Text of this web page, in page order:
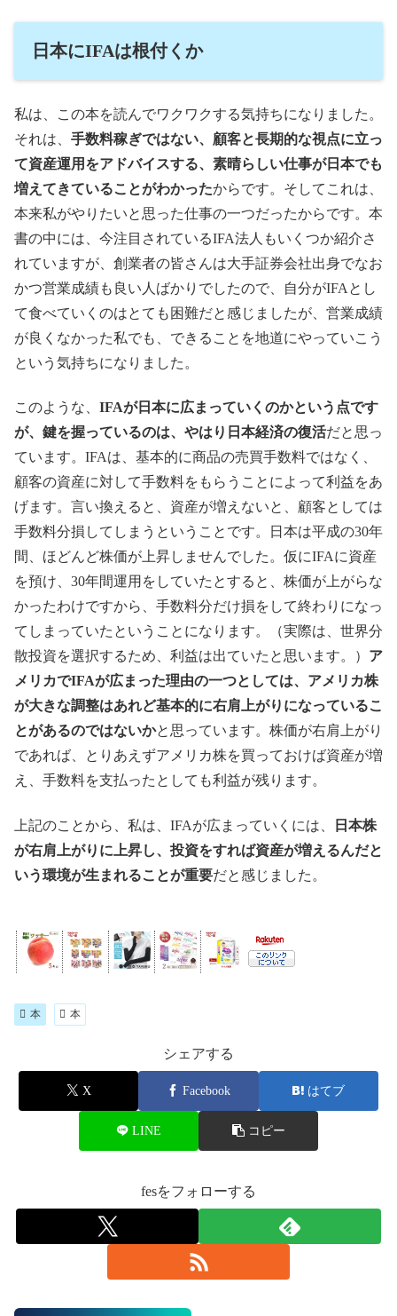
日本にIFAは根付くか
私は、この本を読んでワクワクする気持ちになりました。
それは、 手数料稼ぎではない、顧客と長期的な視点に立っ
て資産運用をアドバイスする、素晴らしい仕事が日本でも
増えてきていることがわかったからです。そしてこれは、
本来私がやりたいと思った仕事の一つだったからです。本
書の中には、今注目されているIFA法人もいくつか紹介さ
れていますが、創業者の皆さんは大手証券会社出身でなお
かつ営業成績も良い人ばかりでしたので、自分がIFAとし
て食べていくのはとても困難だと感じましたが、営業成績
が良くなかった私でも、できることを地道にやっていこう
という気持ちになりました。
このような、 IFAが日本に広まっていくのかという点です
が、鍵を握っているのは、やはり日本経済の復活だと思っ
ています。IFAは、基本的に商品の売買手数料ではなく、
顧客の資産に対して手数料をもらうことによって利益をあ
げます。言い換えると、資産が増えないと、顧客としては
手数料分損してしまうということです。日本は平成の30年
間、ほどんど株価が上昇しませんでした。仮にIFAに資産
を預け、30年間運用をしていたとすると、株価が上がらな
かったわけですから、手数料分だけ損をして終わりになっ
てしまっていたということになります。（実際は、世界分
散投資を選択するため、利益は出ていたと思います。） ア
メリカでIFAが広まった理由の一つとしては、アメリカ株
が大きな調整はあれど基本的に右肩上がりになっているこ
とがあるのではないかと思っています。株価が右肩上がり
であれば、とりあえずアメリカ株を買っておけば資産が増
え、手数料を支払ったとしても利益が残ります。
上記のことから、私は、IFAが広まっていくには、
日本株
が右肩上がりに上昇し、投資をすれば資産が増えるんだと
いう環境が生まれることが重要だと感じました。
本 本
シェアする
X Facebook はてブ
LINE コピー
fesをフォローする